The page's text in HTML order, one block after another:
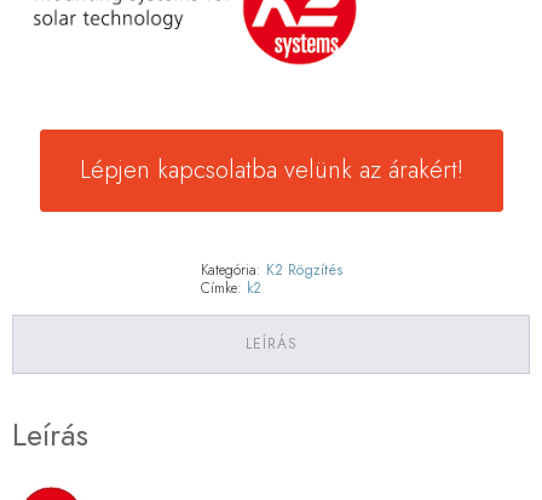
Lépjen kapcsolatba velünk az árakért!
Kategória: K2 Rögzítés
Címke: k2
LEÍRÁS
Leírás